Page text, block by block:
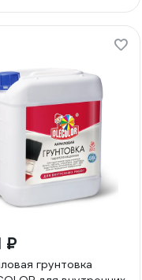
₽
грунтовка